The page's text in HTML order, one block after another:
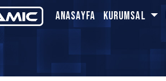
Anasayfa Kurumsal